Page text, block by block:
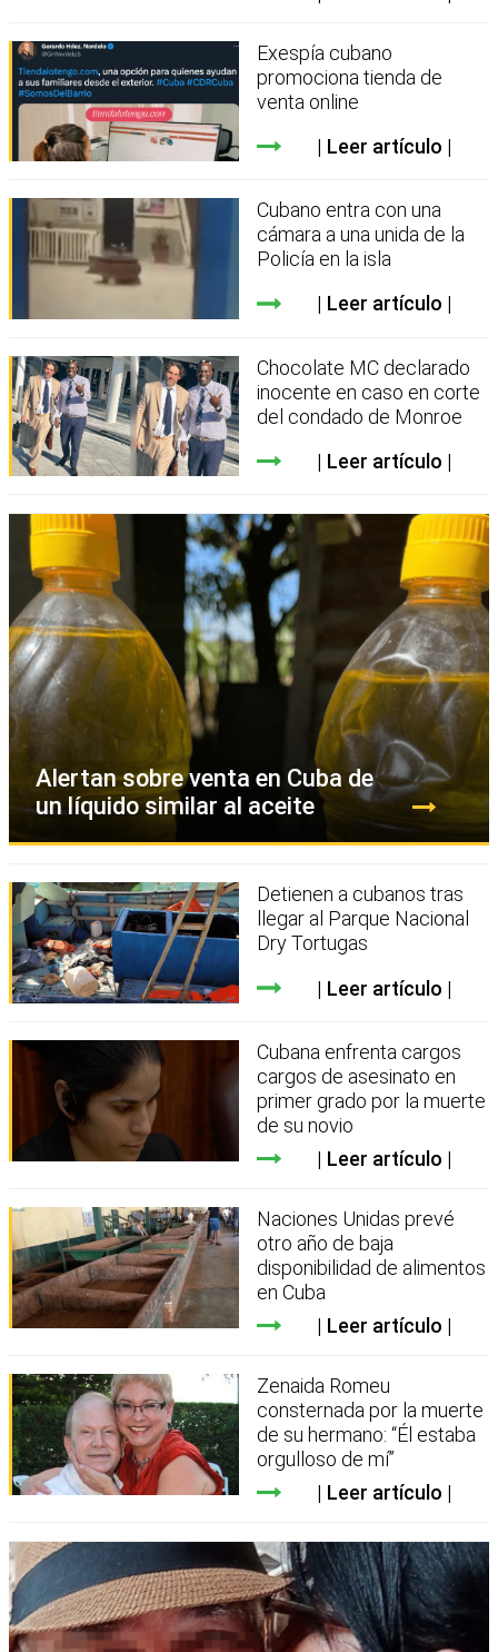
Exespía cubano
promociona tienda de
venta online
Leer artículo
Cubano entra con una
cámara a una unida de la
Policía en la isla
Leer artículo
Chocolate MC declarado
inocente en caso en corte
del condado de Monroe
Leer artículo
Alertan sobre venta en Cuba de
un líquido similar al aceite
Detienen a cubanos tras
llegar al Parque Nacional
Dry Tortugas
Leer artículo
Cubana enfrenta cargos
cargos de asesinato en
primer grado por la muerte
de su novio
Leer artículo
Naciones Unidas prevé
otro año de baja
disponibilidad de alimentos
en Cuba
Leer artículo
Zenaida Romeu
consternada por la muerte
de su hermano: “Él estaba
orgulloso de mí”
Leer artículo